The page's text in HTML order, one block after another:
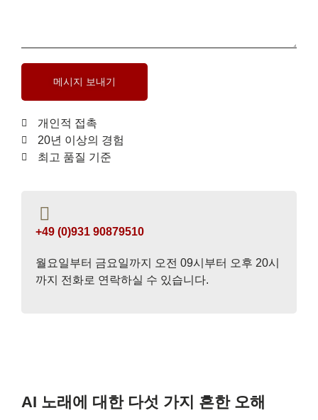
메시지 보내기
개인적 접촉
20년 이상의 경험
최고 품질 기준
+49 (0)931 90879510
월요일부터 금요일까지 오전 09시부터 오후 20시
까지 전화로 연락하실 수 있습니다.
AI 노래에 대한 다섯 가지 흔한 오해